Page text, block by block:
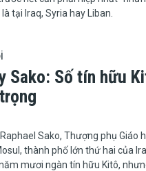
tại Iraq, Syria hay Liban.
Sako: Số tín hữu
Sako, Thượng phụ Giáo
thành phố lớn thứ hai của
mươi ngàn tín hữu Kitô,